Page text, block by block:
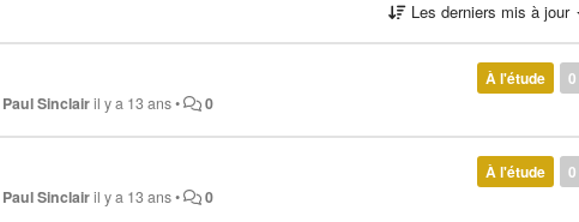
Les derniers mis à jour
0
À l'étude
Paul Sinclairil y a 13 ans• 0
0
À l'étude
Paul Sinclairil y a 13 ans• 0